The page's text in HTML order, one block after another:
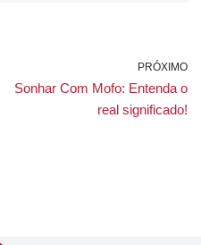
PRÓXIMO
Sonhar Com Mofo: Entenda o
real significado!